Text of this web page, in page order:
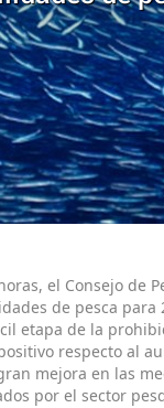
el Consejo de
de pesca
etapa de la
respecto al
mejora en las
por el sector